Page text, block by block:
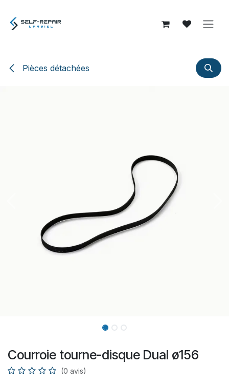
Pièces détachées
Courroie tourne-disque Dual ø156
(0 avis)